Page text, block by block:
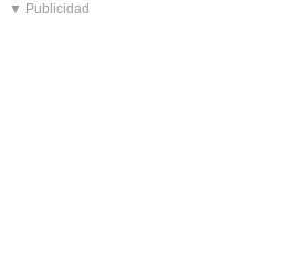
▼ Publicidad